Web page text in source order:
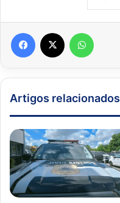
Artigos relacionados